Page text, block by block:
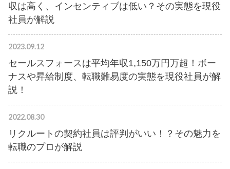
収は高く、インセンティブは低い？その実態を現役
社員が解説
2023.09.12
セールスフォースは平均年収1,150万円万超！ボー
ナスや昇給制度、転職難易度の実態を現役社員が解
説！
2022.08.30
リクルートの契約社員は評判がいい！？その魅力を
転職のプロが解説